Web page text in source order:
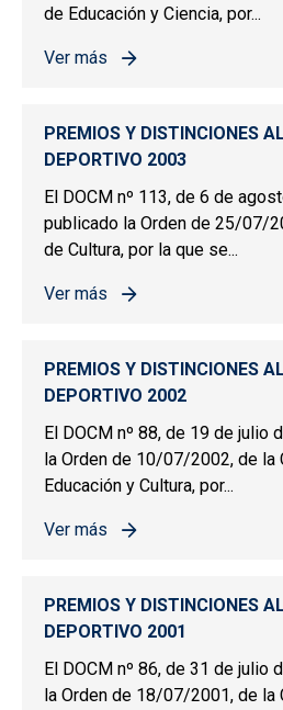
de Educación y Ciencia, por...
Ver más
sobre PREMIOS Y
PREMIOS Y DISTINCIONES
DEPORTIVO 2003
El DOCM nº 113, de 6 de
publicado la Orden de 25/07/
de Cultura, por la que se...
Ver más
sobre PREMIOS Y
PREMIOS Y DISTINCIONES
DEPORTIVO 2002
El DOCM nº 88, de 19 de julio
la Orden de 10/07/2002, de la
Educación y Cultura, por...
Ver más
sobre PREMIOS Y
PREMIOS Y DISTINCIONES
DEPORTIVO 2001
El DOCM nº 86, de 31 de julio
la Orden de 18/07/2001, de la